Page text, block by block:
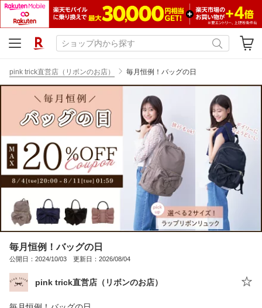
pink trick直営店（リボンのお店） 毎月恒例！バッグの日
毎月恒例！バッグの日
公開日：2024/10/03 更新日：2026/08/04
pink trick直営店（リボンのお店）